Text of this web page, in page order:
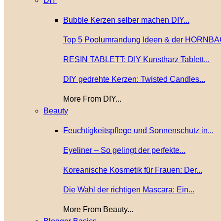
Bubble Kerzen selber machen DIY...
Top 5 Poolumrandung Ideen & der
RESIN TABLETT: DIY Kunstharz Tablett...
DIY gedrehte Kerzen: Twisted Candles...
More From DIY...
Beauty
Feuchtigkeitspflege und Sonnenschutz in...
Eyeliner – So gelingt der perfekte...
Koreanische Kosmetik für Frauen: Der...
Die Wahl der richtigen Mascara: Ein...
More From Beauty...